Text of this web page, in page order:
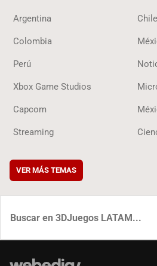
Argentina Chile
Colombia
Perú
Xbox Game Studios
Capcom
Streaming
VER MÁS TEMAS